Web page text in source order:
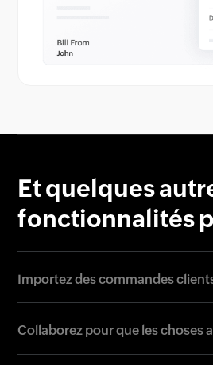
Et quelques
fonctionnalités
Importez des commandes
énorme volume de
Collaborez pour que les choses